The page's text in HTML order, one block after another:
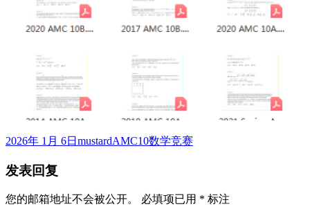
发
于
2026年 1月 6日 作
mustard标
AMC10数学竞赛
发表回复
您的邮箱地址不会被公开。 必填项已用 * 标注